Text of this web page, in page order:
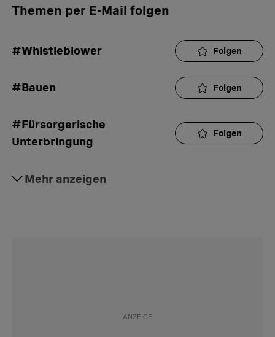
Themen per E-Mail folgen
#Whistleblower Folgen
#Bauen Folgen
#Fürsorgerische
Unterbringung
Folgen
Mehr anzeigen
#KESB